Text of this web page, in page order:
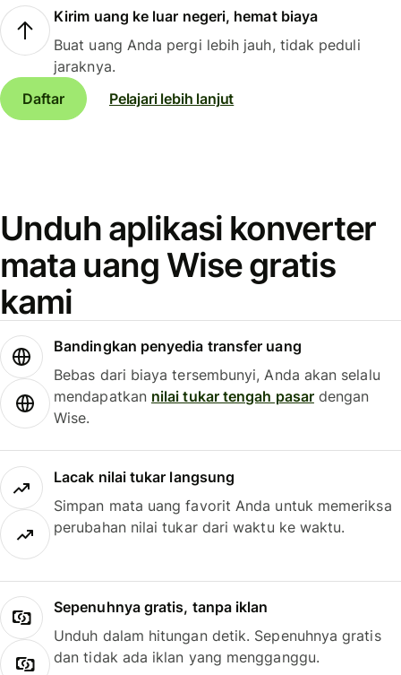
Kirim uang ke luar negeri, hemat biaya
Buat uang Anda pergi lebih jauh, tidak peduli
jaraknya.
Daftar
Pelajari lebih lanjut
Unduh aplikasi konverter
mata uang Wise gratis
kami
Bandingkan penyedia transfer uang
Bebas dari biaya tersembunyi, Anda akan selalu
mendapatkan nilai tukar tengah pasardengan
Wise.
Lacak nilai tukar langsung
Simpan mata uang favorit Anda untuk memeriksa
perubahan nilai tukar dari waktu ke waktu.
Sepenuhnya gratis, tanpa iklan
Unduh dalam hitungan detik. Sepenuhnya gratis
dan tidak ada iklan yang mengganggu.